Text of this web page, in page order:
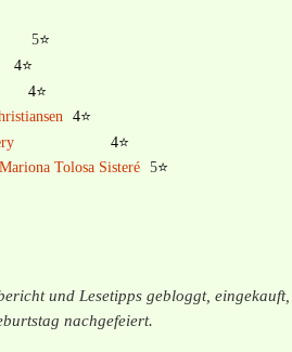
5⭐
4⭐
4⭐
4⭐
4⭐
Tolosa Sisteré 5⭐
und Lesetipps gebloggt, eingekauft,
nachgefeiert.